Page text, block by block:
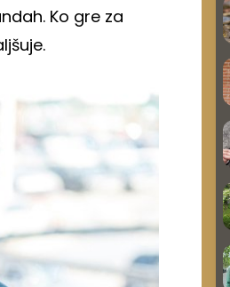
Ko gre za